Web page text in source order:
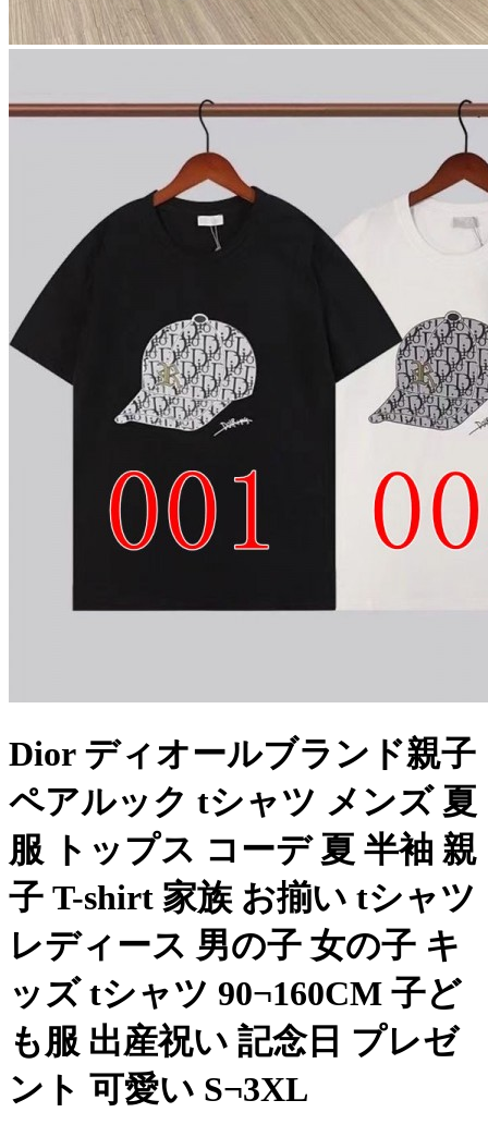
Dior ディオールブランド親子
ペアルック tシャツ メンズ 夏
服 トップス コーデ 夏 半袖 親
子 T-shirt 家族 お揃い tシャツ
レディース 男の子 女の子 キ
ッズ tシャツ 90¬160CM 子ど
も服 出産祝い 記念日 プレゼ
ント 可愛い S¬3XL